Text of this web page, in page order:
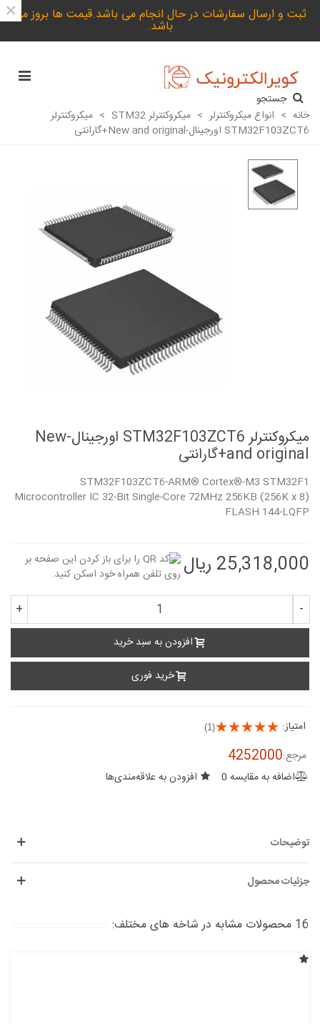
ثبت و ارسال سفارشات در حال انجام می باشد.قیمت ها بروز می
باشد.
×
جستجو
خانه > انواع میکروکنترلر > میکروکنترلر STM32 > میکروکنترلر
STM32F103ZCT6 اورجینال-New and original+گارانتی
میکروکنترلر STM32F103ZCT6 اورجینال-New
and original+گارانتی
STM32F103ZCT6-ARM® Cortex®-M3 STM32F1
Microcontroller IC 32-Bit Single-Core 72MHz 256KB (256K x 8)
FLASH 144-LQFP
25,318,000 ریال
-
+
افزودن به سبد خرید
خرید فوری
امتیاز: (1)
مرجع:4252000
اضافه به مقایسه 0 افزودن به علاقه‌مندی‌ها
توضیحات
جزئیات محصول
16 محصولات مشابه در شاخه های مختلف: